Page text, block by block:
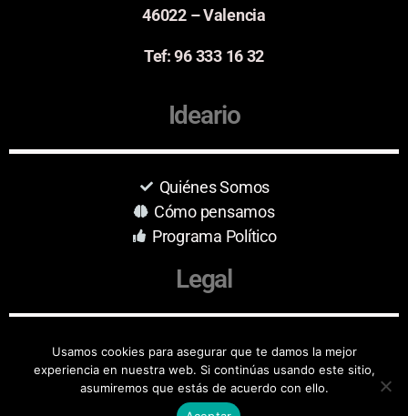
46022 – Valencia
Tef: 96 333 16 32
Ideario
Quiénes Somos
Cómo pensamos
Programa Político
Legal
Aviso Legal
Protección de Datos
Usamos cookies para asegurar que te damos la mejor
experiencia en nuestra web. Si continúas usando este sitio,
asumiremos que estás de acuerdo con ello.